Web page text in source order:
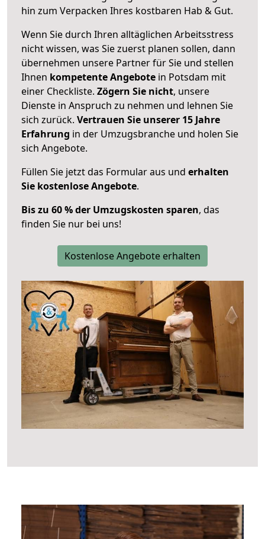
hin zum Verpacken Ihres kostbaren Hab & Gut.
Wenn Sie durch Ihren alltäglichen Arbeitsstress
nicht wissen, was Sie zuerst planen sollen, dann
übernehmen unsere Partner für Sie und stellen
Ihnen kompetente Angebote in Potsdam mit
einer Checkliste. Zögern Sie nicht, unsere
Dienste in Anspruch zu nehmen und lehnen Sie
sich zurück. Vertrauen Sie unserer 15 Jahre
Erfahrung in der Umzugsbranche und holen Sie
sich Angebote.
Füllen Sie jetzt das Formular aus und erhalten
Sie kostenlose Angebote.
Bis zu 60 % der Umzugskosten sparen, das
finden Sie nur bei uns!
Kostenlose Angebote erhalten